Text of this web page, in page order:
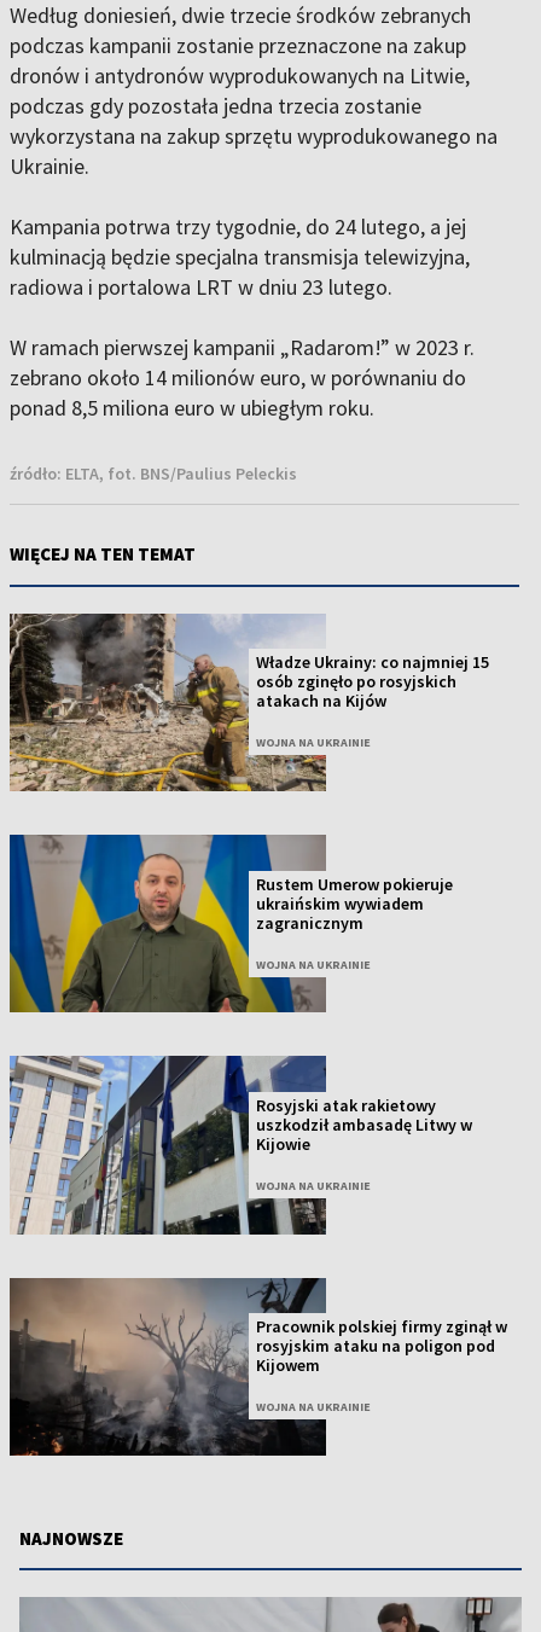
Według doniesień, dwie trzecie środków zebranych
podczas kampanii zostanie przeznaczone na zakup
dronów i antydronów wyprodukowanych na Litwie,
podczas gdy pozostała jedna trzecia zostanie
wykorzystana na zakup sprzętu wyprodukowanego na
Ukrainie.
Kampania potrwa trzy tygodnie, do 24 lutego, a jej
kulminacją będzie specjalna transmisja telewizyjna,
radiowa i portalowa LRT w dniu 23 lutego.
W ramach pierwszej kampanii „Radarom!” w 2023 r.
zebrano około 14 milionów euro, w porównaniu do
ponad 8,5 miliona euro w ubiegłym roku.
źródło: ELTA, fot. BNS/Paulius Peleckis
WIĘCEJ NA TEN TEMAT
Władze Ukrainy: co najmniej 15
osób zginęło po rosyjskich
atakach na Kijów
WOJNA NA UKRAINIE
Rustem Umerow pokieruje
ukraińskim wywiadem
zagranicznym
WOJNA NA UKRAINIE
Rosyjski atak rakietowy
uszkodził ambasadę Litwy w
Kijowie
WOJNA NA UKRAINIE
Pracownik polskiej firmy zginął w
rosyjskim ataku na poligon pod
Kijowem
WOJNA NA UKRAINIE
NAJNOWSZE